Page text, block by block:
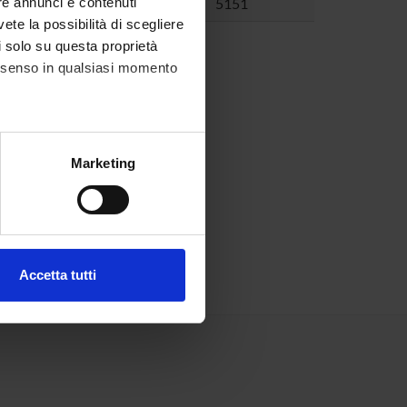
la possibilità di scegliere
su questa proprietà
in qualsiasi momento
metro,Marketing
Accetta tutti